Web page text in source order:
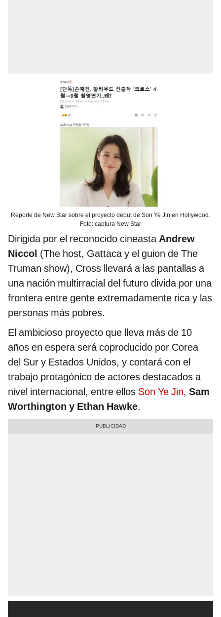
Reporte de New Star sobre el proyecto debut de Son Ye Jin en Hollywood.
Foto: captura New Star
Dirigida por el reconocido cineasta Andrew
Niccol (The host, Gattaca y el guion de The
Truman show), Cross llevará a las pantallas a
una nación multirracial del futuro divida por una
frontera entre gente extremadamente rica y las
personas más pobres.
El ambicioso proyecto que lleva más de 10
años en espera será coproducido por Corea
del Sur y Estados Unidos, y contará con el
trabajo protagónico de actores destacados a
nivel internacional, entre ellos Son Ye Jin, Sam
Worthington y Ethan Hawke.